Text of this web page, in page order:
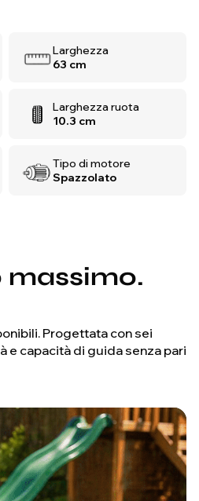
Larghezza
63 cm
Larghezza ruota
10.3 cm
Tipo di motore
Spazzolato
massimo.
Progettata con sei
e capacità di guida senza pari